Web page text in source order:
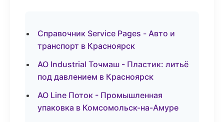
Справочник Service Pages - Авто и
транспорт в Красноярск
АО Industrial Точмаш - Пластик: литьё
под давлением в Красноярск
АО Line Поток - Промышленная
упаковка в Комсомольск-на-Амуре